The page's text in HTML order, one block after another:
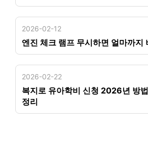
2026-02-12
엔진 체크 램프 무시하면 얼마까지
2026-02-22
복지로 유아학비 신청 2026년 방
정리